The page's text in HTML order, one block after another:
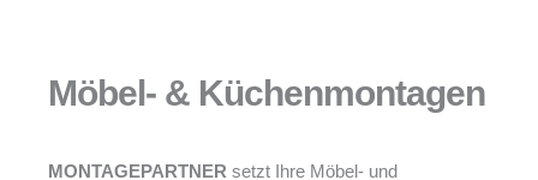
Möbel- & Küchenmontagen
MONTAGEPARTNER setzt Ihre Möbel- und